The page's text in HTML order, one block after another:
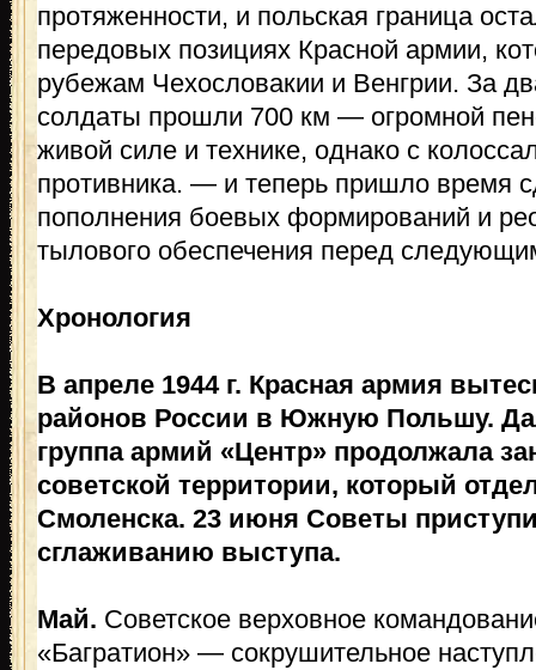
протяженности, и польская граница
передовых позициях Красной армии,
рубежам Чехословакии и Венгрии. За
солдаты прошли 700 км — огромной
живой силе и технике, однако с
противника. — и теперь пришло время
пополнения боевых формирований и
тылового обеспечения перед
Хронология
В апреле 1944 г. Красная армия
районов России в Южную Польшу.
группа армий «Центр» продолжала
советской территории, который
Смоленска. 23 июня Советы
сглаживанию выступа.
Май. Советское верховное
«Багратион» — сокрушительное